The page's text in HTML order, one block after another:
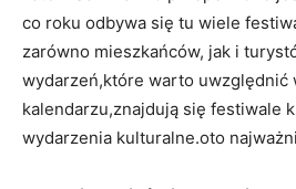
co roku odbywa się tu wiele
zarówno ⁤mieszkańców, ‍jak ⁢i​
wydarzeń,które ‌warto‌ uwzględnić​
kalendarzu,znajdują się festiwale
wydarzenia⁣ kulturalne.oto